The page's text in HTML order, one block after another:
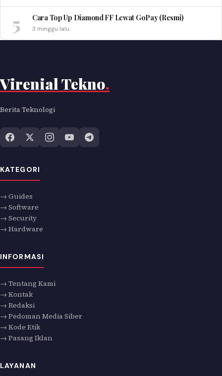
5 Cara Top Up Diamond FF Lewat GoPay (Resmi)
3 minggu lalu
Virenial Tekno.
Berita Teknologi
KATEGORI
→ Guides
→ Software
→ Security
→ Hardware
INFORMASI
→ Tentang Kami
→ Kontak
→ Redaksi
→ Pedoman Media Siber
→ Kode Etik
→ Pasang Iklan
LAYANAN